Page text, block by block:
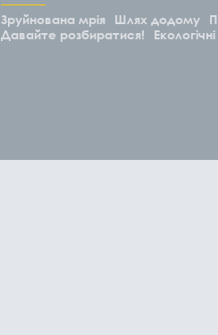
Зруйнована мрія Шлях додому
Давайте розбиратися!